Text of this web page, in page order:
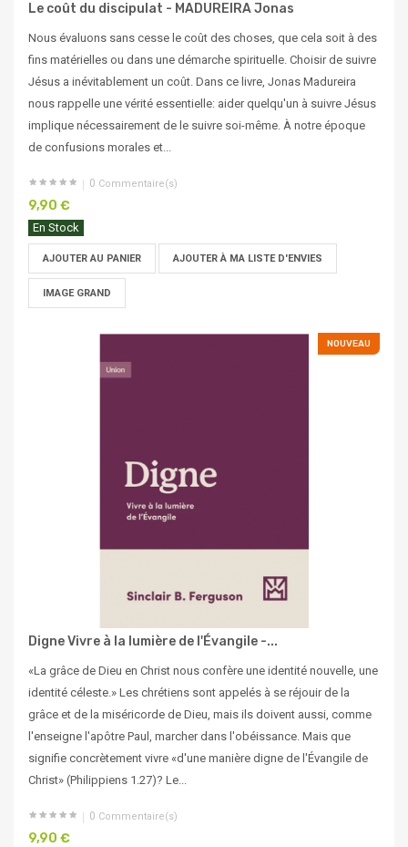
Le coût du discipulat - MADUREIRA Jonas
Nous évaluons sans cesse le coût des choses, que cela soit à des
fins matérielles ou dans une démarche spirituelle. Choisir de suivre
Jésus a inévitablement un coût. Dans ce livre, Jonas Madureira
nous rappelle une vérité essentielle: aider quelqu'un à suivre Jésus
implique nécessairement de le suivre soi-même. À notre époque
de confusions morales et...
0 Commentaire(s)
9,90 €
En Stock
AJOUTER AU PANIER AJOUTER À MA LISTE D'ENVIES
IMAGE GRAND
NOUVEAU
Digne Vivre à la lumière de l'Évangile -...
«La grâce de Dieu en Christ nous confère une identité nouvelle, une
identité céleste.» Les chrétiens sont appelés à se réjouir de la
grâce et de la miséricorde de Dieu, mais ils doivent aussi, comme
l'enseigne l'apôtre Paul, marcher dans l'obéissance. Mais que
signifie concrètement vivre «d'une manière digne de l'Évangile de
Christ» (Philippiens 1.27)? Le...
0 Commentaire(s)
9,90 €